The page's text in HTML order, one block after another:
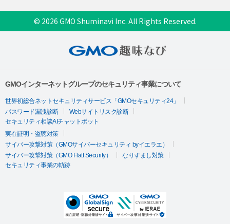
© 2026 GMO Shuminavi Inc. All Rights Reserved.